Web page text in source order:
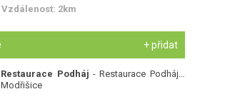
Vzdálenost: 2km
+ přidat
Restaurace Podháj - Restaurace Podháj -
Modřišice